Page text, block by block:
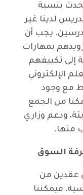
يحدث بنسبة
لدينا غير
يجب أن
بمهارات
إلى تكييفهم
الإلكتروني
مع وجود
من الجمع
ودعم وزاري
منها.
السوق
عقدين من
فيمكننا